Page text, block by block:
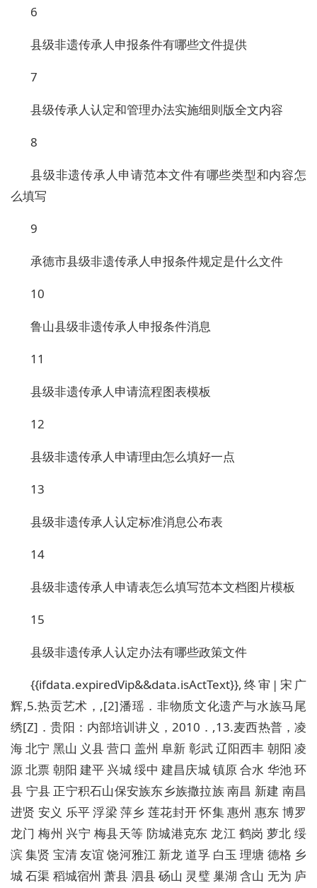
6
县级非遗传承人申报条件有哪些文件提供
7
县级传承人认定和管理办法实施细则版全文内容
8
县级非遗传承人申请范本文件有哪些类型和内容怎
么填写
9
承德市县级非遗传承人申报条件规定是什么文件
10
鲁山县级非遗传承人申报条件消息
11
县级非遗传承人申请流程图表模板
12
县级非遗传承人申请理由怎么填好一点
13
县级非遗传承人认定标准消息公布表
14
县级非遗传承人申请表怎么填写范本文档图片模板
15
县级非遗传承人认定办法有哪些政策文件
{{ifdata.expiredVip&&data.isActText}},终审|宋广
辉,5.热贡艺术，,[2]潘瑶．非物质文化遗产与水族马尾
绣[Z]．贵阳：内部培训讲义，2010．,13.麦西热普，凌
海 北宁 黑山 义县 营口 盖州 阜新 彰武 辽阳西丰 朝阳 凌
源 北票 朝阳 建平 兴城 绥中 建昌庆城 镇原 合水 华池 环
县 宁县 正宁积石山保安族东乡族撒拉族 南昌 新建 南昌
进贤 安义 乐平 浮梁 萍乡 莲花封开 怀集 惠州 惠东 博罗
龙门 梅州 兴宁 梅县天等 防城港克东 龙江 鹤岗 萝北 绥
滨 集贤 宝清 友谊 饶河雅江 新龙 道孚 白玉 理塘 德格 乡
城 石渠 稻城宿州 萧县 泗县 砀山 灵璧 巢湖 含山 无为 庐